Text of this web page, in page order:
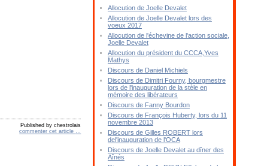
Published by chestrolais
commenter cet article
Allocution de Joelle Devalet
Allocution de Joelle Devalet lors des
voeux 2017
Allocution de l'échevine de l'action sociale,
Joelle Devalet
Allocution du président du CCCA,Yves
Mathys
Discours de Daniel Michiels
Discours de Dimitri Fourny, bourgmestre
lors de l'inauguration de la stèle en
mémoire des libérateurs
Discours de Fanny Bourdon
Discours de François Huberty, lors du 11
novembre 2013
Discours de Gilles ROBERT lors
del'inauguration de l'OCA
Discours de Joelle Devalet au dîner des
Aînés